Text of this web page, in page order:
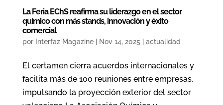
La Feria EChS reafirma su liderazgo en el sector
químico con más stands, innovación y éxito
comercial
por Interfaz Magazine| Nov 14, 2025 actualidad
El certamen cierra acuerdos internacionales y
facilita más de 100 reuniones entre empresas,
impulsando la proyección exterior del sector